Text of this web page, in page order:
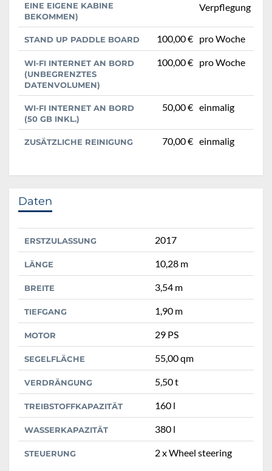
EINE EIGENE KABINE
BEKOMMEN)
Verpflegung
STAND UP PADDLE BOARD 100,00 € pro Woche
WI-FI INTERNET AN BORD
(UNBEGRENZTES
DATENVOLUMEN)
100,00 € pro Woche
WI-FI INTERNET AN BORD
(50 GB INKL.)
50,00 € einmalig
ZUSÄTZLICHE REINIGUNG 70,00 € einmalig
Daten
ERSTZULASSUNG 2017
LÄNGE 10,28 m
BREITE 3,54 m
TIEFGANG 1,90 m
MOTOR 29 PS
SEGELFLÄCHE 55,00 qm
VERDRÄNGUNG 5,50 t
TREIBSTOFFKAPAZITÄT 160 l
WASSERKAPAZITÄT 380 l
STEUERUNG 2 x Wheel steering